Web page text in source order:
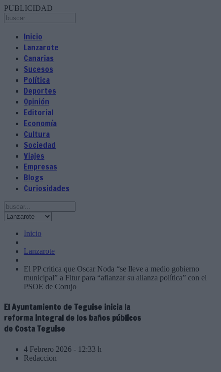
PUBLICIDAD
Inicio
Lanzarote
Canarias
Sucesos
Política
Deportes
Opinión
Editorial
Economía
Cultura
Sociedad
Viajes
Empresas
Blogs
Curiosidades
Inicio
Lanzarote
El PP critica que Oscar Noda “se lleve a medio gobierno
municipal” a Fitur para “afianzar su alianza política” con el
PSOE de Corujo
El Ayuntamiento de Teguise inicia la
reforma integral de los baños públicos
de Costa Teguise
4 Febrero 2026 - 12:33 h
Redaccion